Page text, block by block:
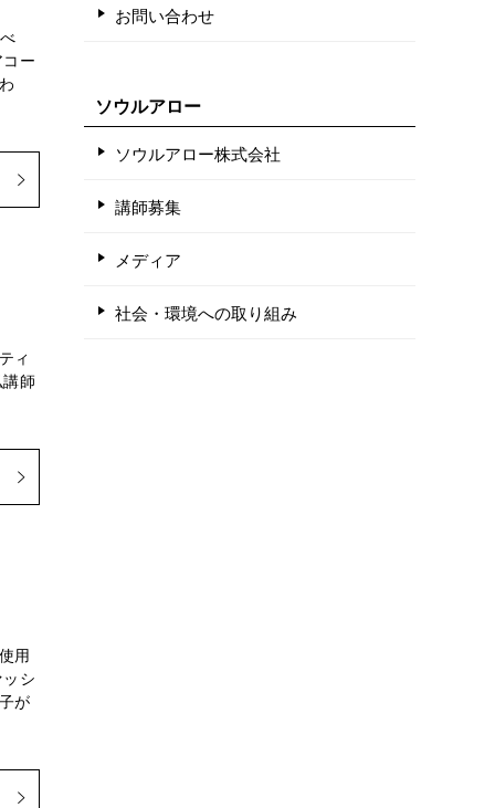
ー
ィ
師
用
シ
が
お問い合わせ
ソウルアロー
ソウルアロー株式会社
講師募集
メディア
社会・環境への取り組み